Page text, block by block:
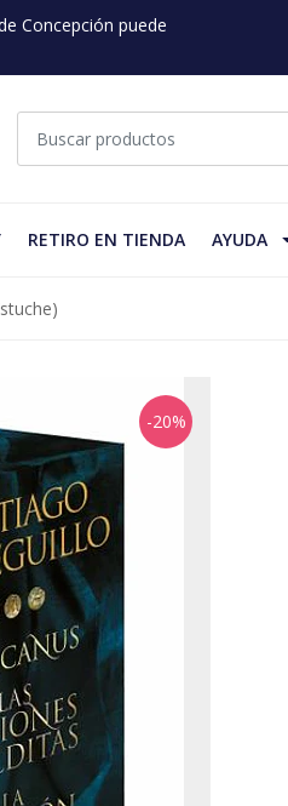
Concepción puede
RETIRO EN TIENDA AYUDA
-20%